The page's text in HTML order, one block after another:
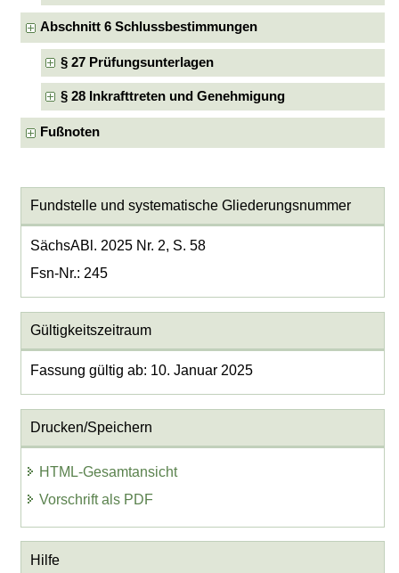
Abschnitt 6 Schlussbestimmungen
§ 27 Prüfungsunterlagen
§ 28 Inkrafttreten und Genehmigung
Fußnoten
Fundstelle und systematische Gliederungsnummer
SächsABl. 2025 Nr. 2, S. 58
Fsn-Nr.: 245
Gültigkeitszeitraum
Fassung gültig ab: 10. Januar 2025
Drucken/Speichern
HTML-Gesamtansicht
Vorschrift als PDF
Hilfe